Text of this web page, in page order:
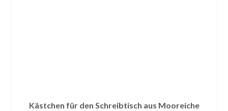
Kästchen für den Schreibtisch aus Mooreiche